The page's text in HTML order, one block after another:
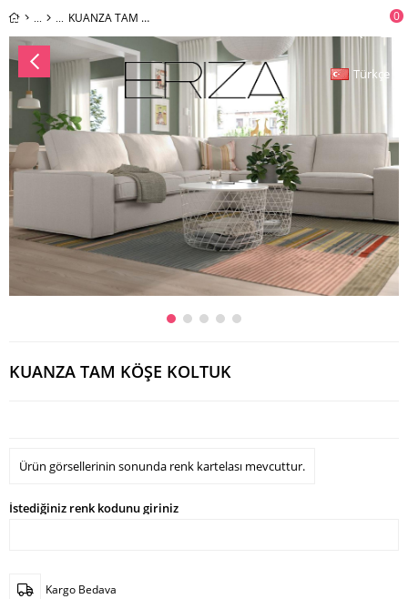
0
Türkçe
KUANZA TAM KÖŞE KOLTUK
KUANZA TAM KÖŞE KOLTUK
Ürün görsellerinin sonunda renk kartelası mevcuttur.
İstediğiniz renk kodunu giriniz
Kargo Bedava